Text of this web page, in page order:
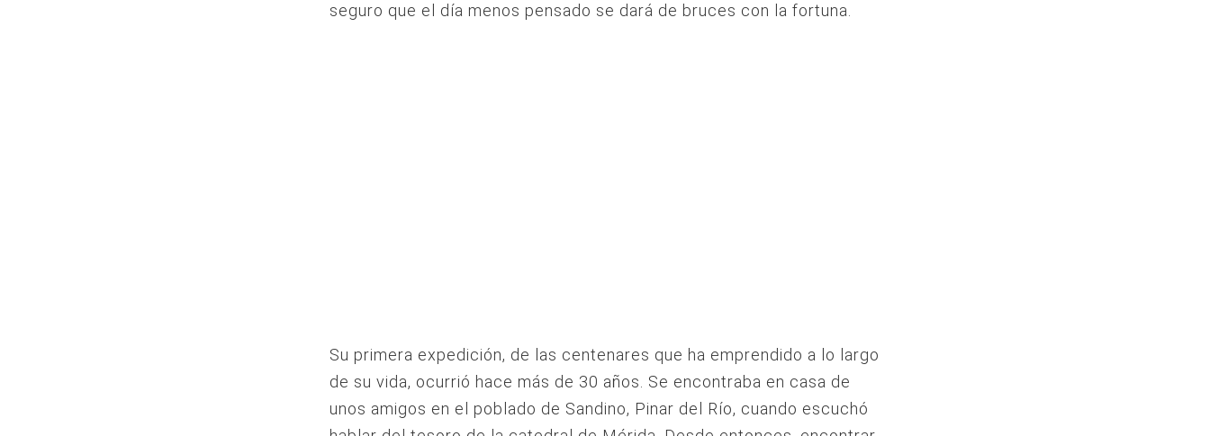
seguro que el día menos pensado se dará de bruces con la fortuna.
Su primera expedición, de las centenares que ha emprendido a lo largo
de su vida, ocurrió hace más de 30 años. Se encontraba en casa de
unos amigos en el poblado de Sandino, Pinar del Río, cuando escuchó